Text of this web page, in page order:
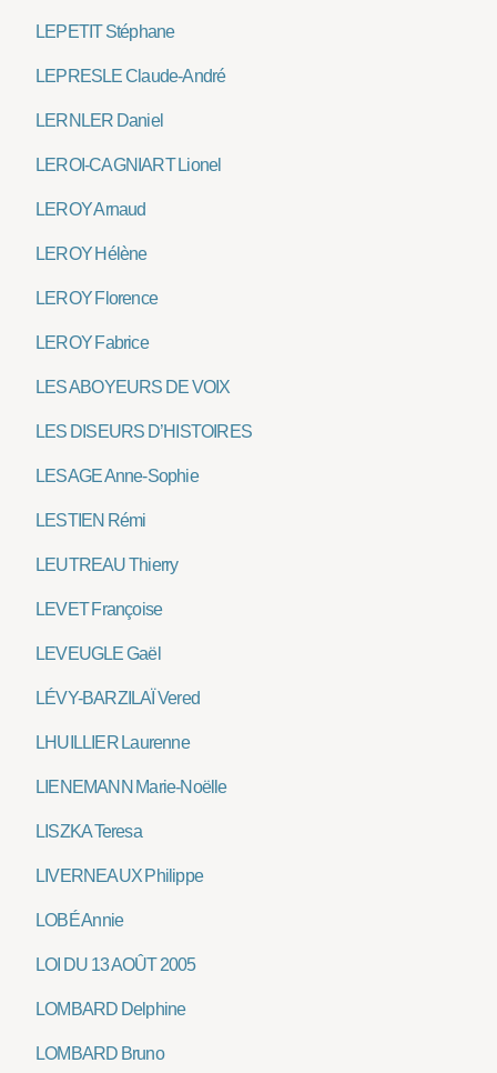
LEPETIT Stéphane
LEPRESLE Claude-André
LERNLER Daniel
LEROI-CAGNIART Lionel
LEROY Arnaud
LEROY Hélène
LEROY Florence
LEROY Fabrice
LES ABOYEURS DE VOIX
LES DISEURS D’HISTOIRES
LESAGE Anne-Sophie
LESTIEN Rémi
LEUTREAU Thierry
LEVET Françoise
LEVEUGLE Gaël
LÉVY-BARZILAÏ Vered
LHUILLIER Laurenne
LIENEMANN Marie-Noëlle
LISZKA Teresa
LIVERNEAUX Philippe
LOBÉ Annie
LOI DU 13 AOÛT 2005
LOMBARD Delphine
LOMBARD Bruno